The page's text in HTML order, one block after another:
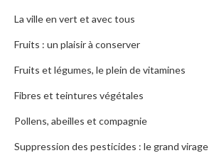
La ville en vert et avec tous
Fruits : un plaisir à conserver
Fruits et légumes, le plein de vitamines
Fibres et teintures végétales
Pollens, abeilles et compagnie
Suppression des pesticides : le grand virage